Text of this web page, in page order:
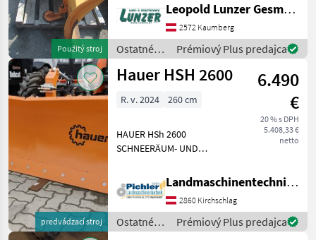
Použitý stroj
traktorové komponenty
Snehový pluh
Leopold Lunzer GesmbH
2572 Kaumberg
Ostatné
traktorové
komponenty
Prémiový Plus predajca
predvádzací stroj
Hauer HSH 2600
6.490
€
20 % s DPH
5.408,33 €
netto
R. v. 2024 260 cm
HAUER HSh 2600
SCHNEERÄUM- UND
260cm - Baujahr: 12/2024 -
Räumbreite bei max.
Schrägstellung: 225cm -
Schwenkwinkel: +/- 29Grad
- Schi
Landmaschinentechnik Pichler GmbH
2860 Kirchschlag
Ostatné
traktorové
Prémiový Plus predajca